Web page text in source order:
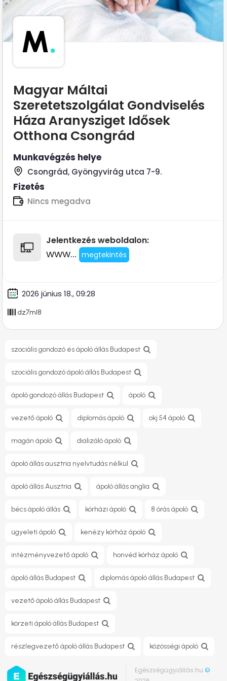
M.
Magyar Máltai
Szeretetszolgálat Gondviselés
Háza Aranysziget Idősek
Otthona Csongrád
Munkavégzés helye
Csongrád, Gyöngyvirág utca 7-9.
Fizetés
Nincs megadva
Jelentkezés weboldalon:
www... megtekintés
2026 június 18., 09:28
dz7ml8
szociális gondozó és ápoló állás Budapest
szociális gondozó ápoló állás Budapest
ápoló gondozó állás Budapest ápoló
vezető ápoló diplomás ápoló okj 54 ápoló
magán ápoló dializáló ápoló
ápoló állás ausztria nyelvtudás nélkül
ápoló állás Ausztria ápoló állás anglia
bécs ápoló állás kórházi ápoló 8 órás ápoló
ügyeleti ápoló kenézy kórház ápoló
intézményvezető ápoló honvéd kórház ápoló
ápoló állás Budapest diplomás ápoló állás Budapest
vezető ápoló állás Budapest
körzeti ápoló állás Budapest
részlegvezető ápoló állás Budapest közösségi ápoló
Egészségügyiállás.hu©